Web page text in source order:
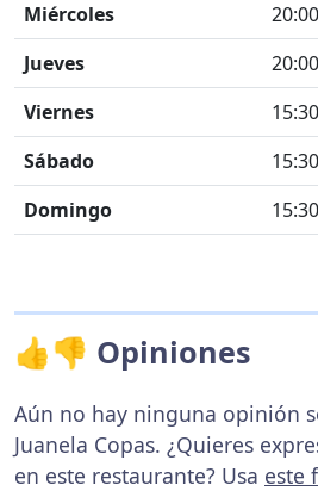
Miércoles
Jueves
Viernes
Sábado
Domingo
👍👎 Opiniones
Aún no hay ninguna opinión
Juanela Copas. ¿Quieres
en este restaurante? Usa este